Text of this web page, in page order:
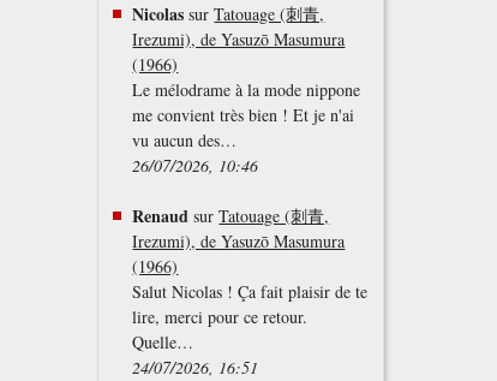
Nicolas surTatouage (刺青,
Irezumi), de Yasuzō Masumura
(1966)
Le mélodrame à la mode nippone
me convient très bien ! Et je n'ai
vu aucun des…
26/07/2026, 10:46
Renaud surTatouage (刺青,
Irezumi), de Yasuzō Masumura
(1966)
Salut Nicolas ! Ça fait plaisir de te
lire, merci pour ce retour.
Quelle…
24/07/2026, 16:51